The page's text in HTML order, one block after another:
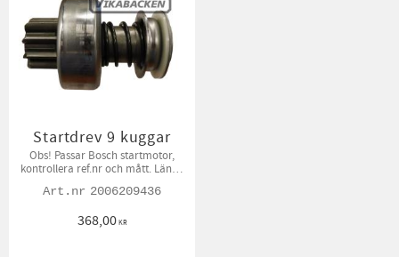
Startdrev 9 kuggar
Obs! Passar Bosch startmotor,
kontrollera ref.nr och mått. Längd
34,7mm, ytterdiameter 60,2 mm,
2006209436
368,00KR